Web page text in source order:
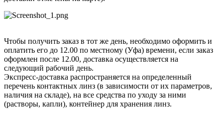
Чтобы получить заказ в тот же день, необходимо оформить и
оплатить его до 12.00 по местному (Уфа) времени, если заказ
оформлен после 12.00, доставка осуществляется на
следующий рабочий день.
Экспресс-доставка распространяется на определенный
перечень контактных линз (в зависимости от их параметров,
наличия на складе), на все средства по уходу за ними
(растворы, капли), контейнер для хранения линз.